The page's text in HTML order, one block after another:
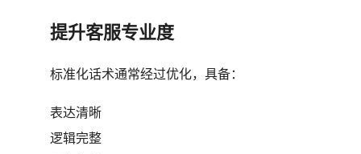
提升客服专业度
标准化话术通常经过优化，具备：
表达清晰
逻辑完整